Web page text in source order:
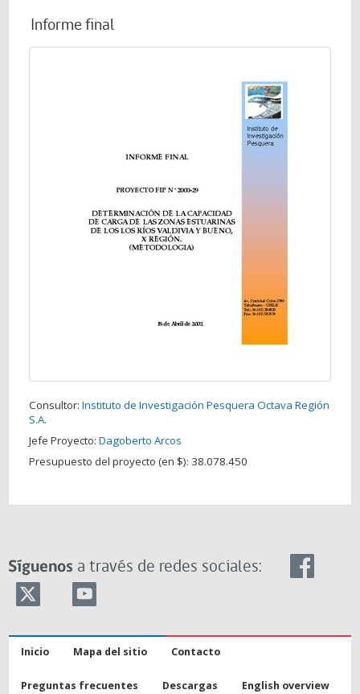
Informe final
Consultor: Instituto de Investigación Pesquera Octava Región
S.A.
Jefe Proyecto: Dagoberto Arcos
Presupuesto del proyecto (en $): 38.078.450
Síguenos a través de redes sociales:
Inicio Mapa del sitio Contacto
Preguntas frecuentes Descargas English overview